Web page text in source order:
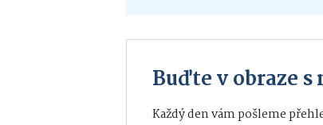
Buďte v obraze
Každý den vám pošleme